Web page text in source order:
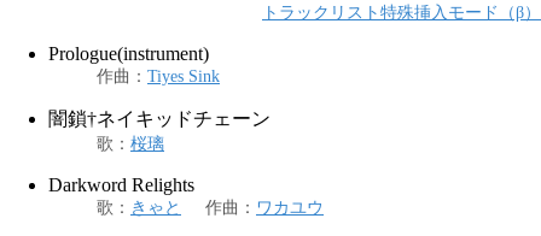
トラックリスト特殊挿入モード（β）
Prologue(instrument)
作曲 ： Tiyes Sink
闇鎖†ネイキッドチェーン
歌 ： 桜璃
Darkword Relights
歌 ： きゃと 作曲 ： ワカユウ